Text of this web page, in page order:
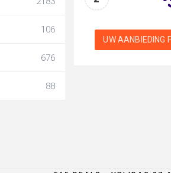
106
676
88
UW AANBIEDING